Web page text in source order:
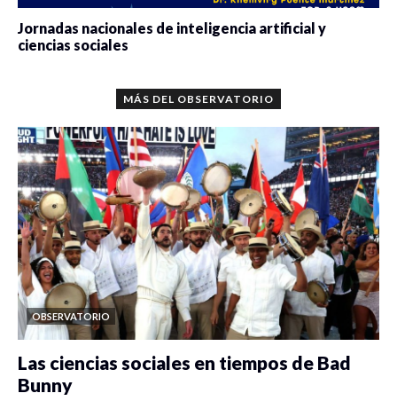
Jornadas nacionales de inteligencia artificial y
ciencias sociales
MÁS DEL OBSERVATORIO
OBSERVATORIO
Las ciencias sociales en tiempos de Bad
Bunny